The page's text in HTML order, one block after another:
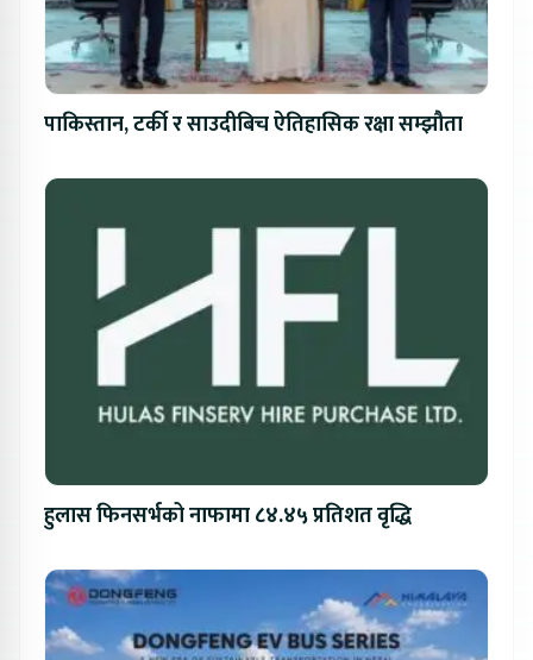
पाकिस्तान, टर्की र साउदीबिच ऐतिहासिक रक्षा सम्झौता
हुलास फिनसर्भको नाफामा ८४.४५ प्रतिशत वृद्धि